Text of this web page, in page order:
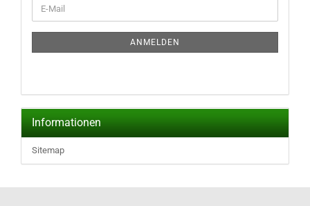
ZUR
E-
Mail
ANMELDEN
Informationen
Sitemap